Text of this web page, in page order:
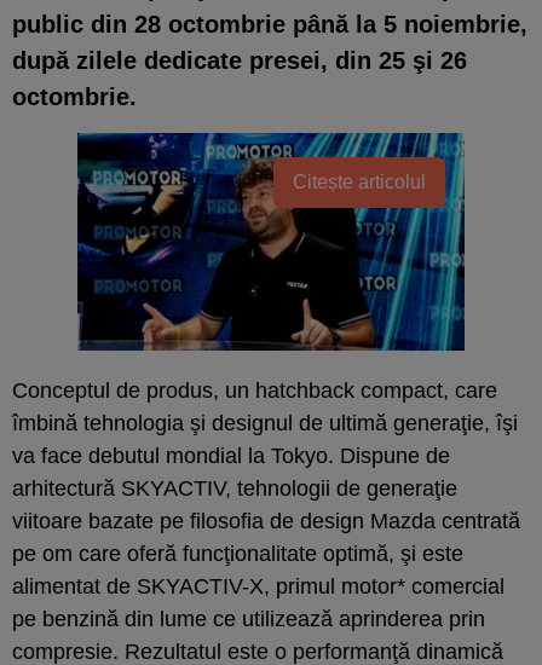
public din 28 octombrie până la 5 noiembrie,
după zilele dedicate presei, din 25 şi 26
octombrie.
Citește articolul
Conceptul de produs, un hatchback compact, care
îmbină tehnologia şi designul de ultimă generaţie, îşi
va face debutul mondial la Tokyo. Dispune de
arhitectură SKYACTIV, tehnologii de generaţie
viitoare bazate pe filosofia de design Mazda centrată
pe om care oferă funcţionalitate optimă, şi este
alimentat de SKYACTIV-X, primul motor* comercial
pe benzină din lume ce utilizează aprinderea prin
compresie. Rezultatul este o performanţă dinamică